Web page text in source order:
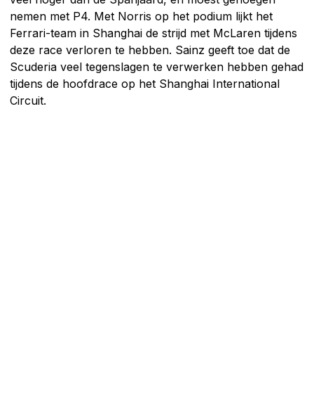
nemen met P4. Met Norris op het podium lijkt het
Ferrari-team in Shanghai de strijd met McLaren tijdens
deze race verloren te hebben. Sainz geeft toe dat de
Scuderia veel tegenslagen te verwerken hebben gehad
tijdens de hoofdrace op het Shanghai International
Circuit.